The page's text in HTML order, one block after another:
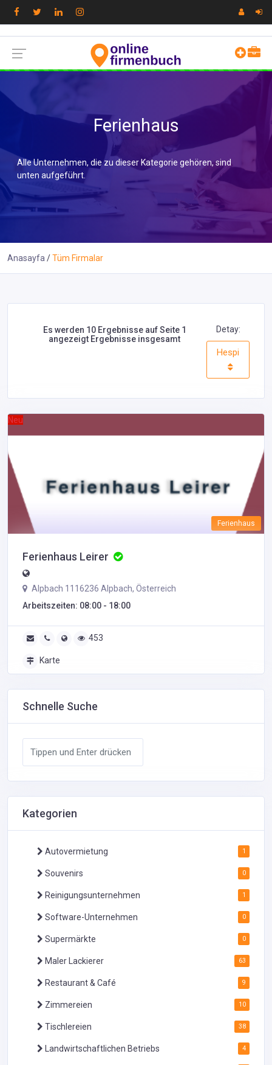
Ferienhaus
Alle Unternehmen, die zu dieser Kategorie gehören, sind
unten aufgeführt.
Anasayfa Tüm Firmalar
Es werden 10 Ergebnisse auf Seite 1
angezeigt Ergebnisse insgesamt
Detay:
Hespi
Neu
Ferienhaus
Ferienhaus Leirer
Alpbach 1116236 Alpbach, Österreich
Arbeitszeiten: 08:00 - 18:00
453
Karte
Schnelle Suche
Kategorien
Autovermietung 1
Souvenirs 0
Reinigungsunternehmen 1
Software-Unternehmen 0
Supermärkte 0
Maler Lackierer 63
Restaurant & Café 9
Zimmereien 10
Tischlereien 38
Landwirtschaftlichen Betriebs 4